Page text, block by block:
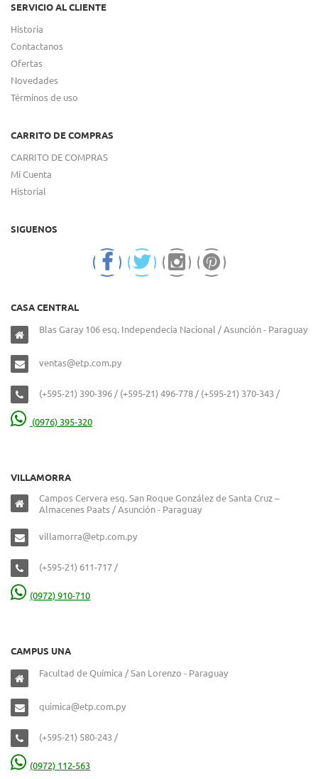
SERVICIO AL CLIENTE
Historia
Contactanos
Ofertas
Novedades
Términos de uso
CARRITO DE COMPRAS
CARRITO DE COMPRAS
Mi Cuenta
Historial
SIGUENOS
CASA CENTRAL
Blas Garay 106 esq. Independecia Nacional / Asunción - Paraguay
ventas@etp.com.py
(+595-21) 390-396 / (+595-21) 496-778 / (+595-21) 370-343 /
(0976) 395-320
VILLAMORRA
Campos Cervera esq. San Roque González de Santa Cruz –
Almacenes Paats / Asunción - Paraguay
villamorra@etp.com.py
(+595-21) 611-717 /
(0972) 910-710
CAMPUS UNA
Facultad de Química / San Lorenzo - Paraguay
quimica@etp.com.py
(+595-21) 580-243 /
(0972) 112-563